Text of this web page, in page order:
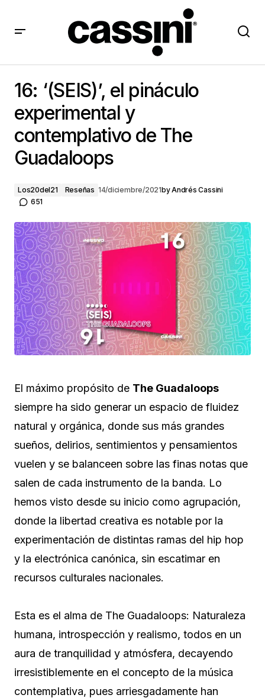
de The Guadaloops
16: ‘(SEIS)’, el pináculo
experimental y
contemplativo de The
Guadaloops
Los20del21 Reseñas 14/diciembre/2021byAndrés Cassini
651
El máximo propósito de The Guadaloops
siempre ha sido generar un espacio de fluidez
natural y orgánica, donde sus más grandes
sueños, delirios, sentimientos y pensamientos
vuelen y se balanceen sobre las finas notas que
salen de cada instrumento de la banda. Lo
hemos visto desde su inicio como agrupación,
donde la libertad creativa es notable por la
experimentación de distintas ramas del hip hop
y la electrónica canónica, sin escatimar en
recursos culturales nacionales.
Esta es el alma de The Guadaloops: Naturaleza
humana, introspección y realismo, todos en un
aura de tranquilidad y atmósfera, decayendo
irresistiblemente en el concepto de la música
contemplativa, pues arriesgadamente han